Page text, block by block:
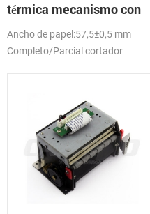
térmica mecanismo con
cortador automático
Ancho de papel:57,5±0,5 mm
Completo/Parcial cortador